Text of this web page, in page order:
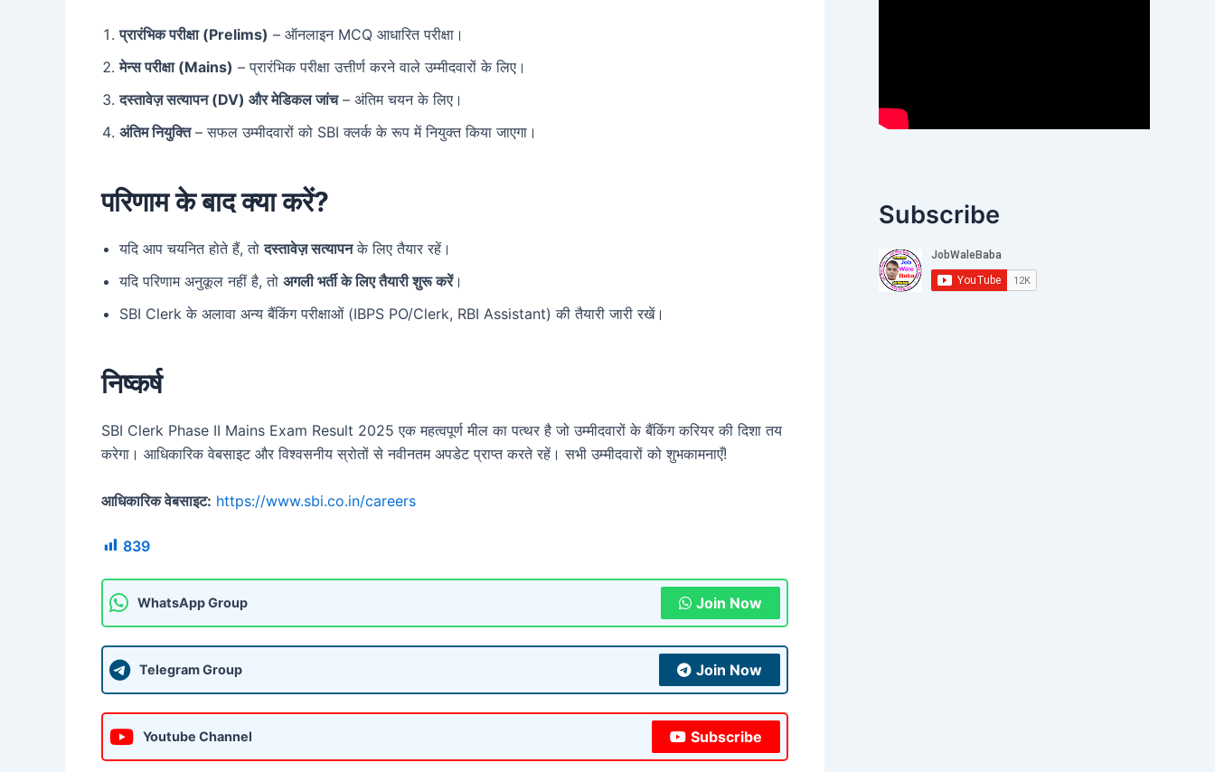
प्रारंभिक परीक्षा (Prelims) – ऑनलाइन MCQ आधारित परीक्षा।
मेन्स परीक्षा (Mains) – प्रारंभिक परीक्षा उत्तीर्ण करने वाले उम्मीदवारों के लिए।
दस्तावेज़ सत्यापन (DV) और मेडिकल जांच– अंतिम चयन के लिए।
अंतिम नियुक्ति– सफल उम्मीदवारों को SBI क्लर्क के रूप में नियुक्त किया जाएगा।
परिणाम के बाद क्या करें?
यदि आप चयनित होते हैं, तोदस्तावेज़ सत्यापनके लिए तैयार रहें।
यदि परिणाम अनुकूल नहीं है, तो अगली भर्ती के लिए तैयारी शुरू करें।
SBI Clerk के अलावा अन्य बैंकिंग परीक्षाओं (IBPS PO/Clerk, RBI Assistant) की तैयारी जारी रखें।
निष्कर्ष
SBI Clerk Phase II Mains Exam Result 2025 एक महत्वपूर्ण मील का पत्थर है जो उम्मीदवारों के बैंकिंग करियर की दिशा तय
करेगा। आधिकारिक वेबसाइट और विश्वसनीय स्रोतों से नवीनतम अपडेट प्राप्त करते रहें। सभी उम्मीदवारों को शुभकामनाएँ!
आधिकारिक वेबसाइट: https://www.sbi.co.in/careers
839
WhatsApp Group Join Now
Telegram Group Join Now
Youtube Channel Subscribe
Subscribe